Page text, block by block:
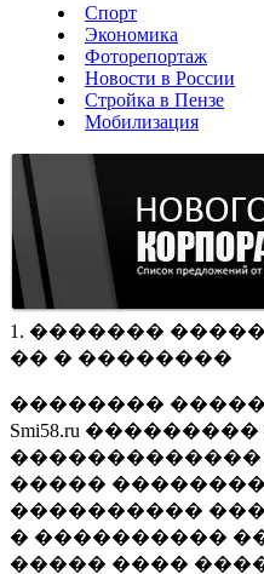
Спорт
Экономика
Фоторепортаж
Новости в России
Стройка в Пензе
Мобилизация
1. �������
�� � ��������
��������
Smi58.ru
�������������
�����
����������
� ����������
����� ����